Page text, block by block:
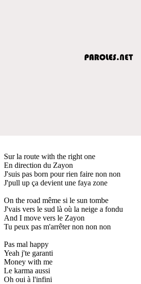
Sur la route with the right one
En direction du Zayon
J'suis pas born pour rien faire non non
J'pull up ça devient une faya zone
On the road même si le sun tombe
J'vais vers le sud là où la neige a fondu
And I move vers le Zayon
Tu peux pas m'arrêter non non non
Pas mal happy
Yeah j'te garanti
Money with me
Le karma aussi
Oh oui à l'infini